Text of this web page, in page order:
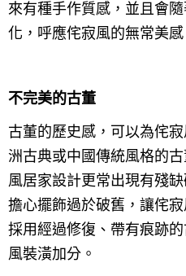
來有種手作質感，並且會
化，呼應侘寂風的無常美感
不完美的古董
古董的歷史感，可以為侘
洲古典或中國傳統風格的
風居家設計更常出現有殘
擔心擺飾過於破舊，讓侘
採用經過修復、帶有痕跡
風裝潢加分。